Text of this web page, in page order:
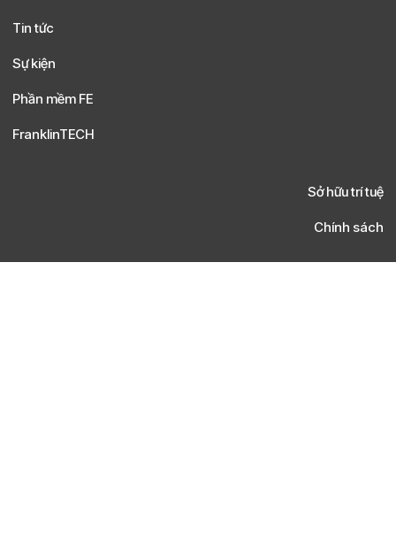
Tin tức
Sự kiện
Phần mềm FE
FranklinTECH
Sở hữu trí tuệ
Chính sách